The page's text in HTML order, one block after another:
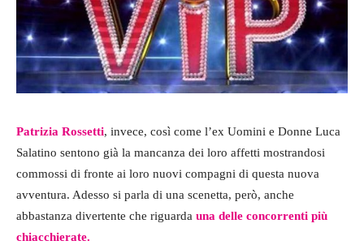
Patrizia Rossetti, invece, così come l’ex Uomini e Donne Luca
Salatino sentono già la mancanza dei loro affetti mostrandosi
commossi di fronte ai loro nuovi compagni di questa nuova
avventura. Adesso si parla di una scenetta, però, anche
abbastanza divertente che riguarda una delle concorrenti più
chiacchierate.